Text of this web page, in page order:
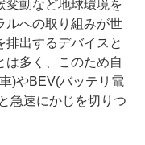
変動など地球環境を
ルへの取り組みが世
排出するデバイスと
は多く、このため自
)やBEV(バッテリ電
急速にかじを切りつ